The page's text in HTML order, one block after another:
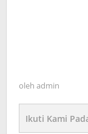
oleh admin
Ikuti Kami